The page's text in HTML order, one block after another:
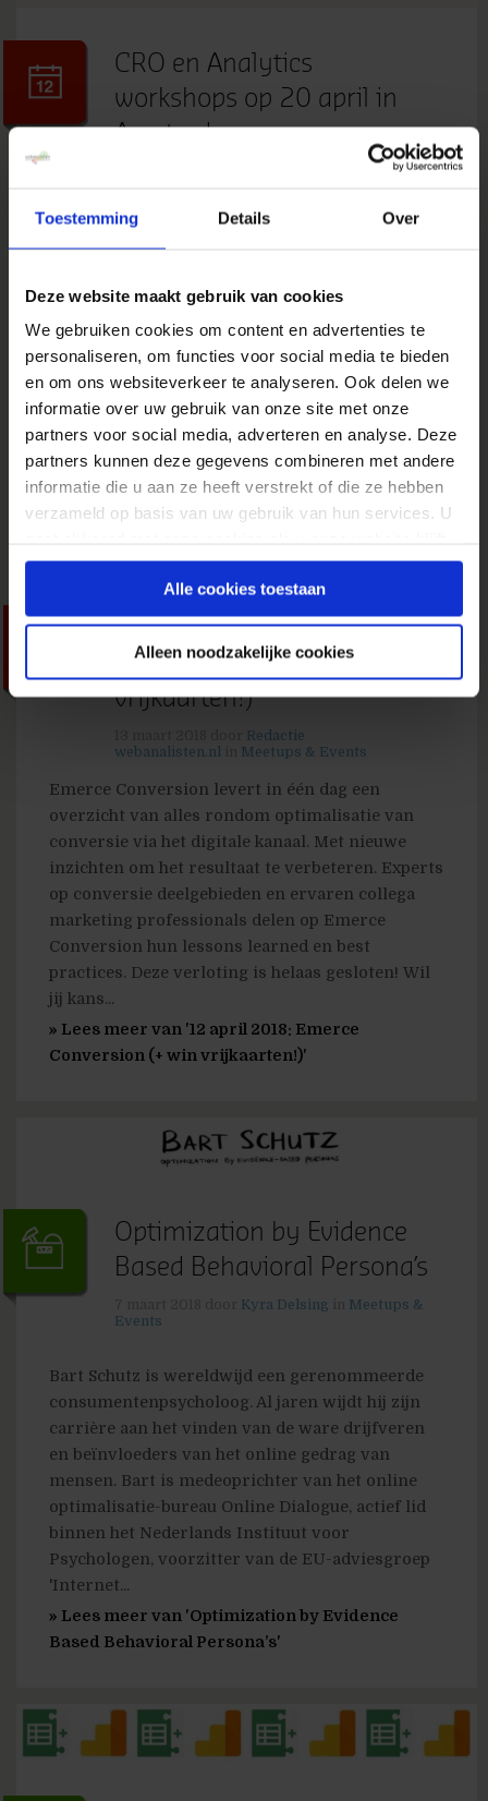
Toestemming Details Over
Deze website maakt gebruik van cookies
We gebruiken cookies om content en advertenties te
personaliseren, om functies voor social media te bieden
en om ons websiteverkeer te analyseren. Ook delen we
informatie over uw gebruik van onze site met onze
partners voor social media, adverteren en analyse. Deze
partners kunnen deze gegevens combineren met andere
informatie die u aan ze heeft verstrekt of die ze hebben
verzameld op basis van uw gebruik van hun services. U
gebruiken.
Alle cookies toestaan
Alleen noodzakelijke cookies
CRO en Analytics
workshops op 20 april in
Amsterdam
Op vrijdag 20 april organiseert MeasureCamp
Amsterdam een workshop-dag. Of je nu
dagelijks al mee bezig bent of iets geheel nieuws
wilt leren om nog beter te worden in je digitale
vakgebied. De beste experts uit het werkveld
delen hun kennis en jij...
» Lees meer van 'CRO en Analytics workshops op
20 april in Amsterdam'
12 april 2018: Emerce
Conversion (+ win
vrijkaarten!)
Redactie
webanalisten.nl
Meetups & Events
Emerce Conversion levert in één dag een
overzicht van alles rondom optimalisatie van
conversie via het digitale kanaal. Met nieuwe
inzichten om het resultaat te verbeteren. Experts
op conversie deelgebieden en ervaren collega
marketing professionals delen op Emerce
Conversion hun lessons learned en best
practices. Deze verloting is helaas gesloten! Wil
jij kans...
» Lees meer van '12 april 2018: Emerce
Conversion (+ win vrijkaarten!)'
Optimization by Evidence
Based Behavioral Persona’s
Kyra Delsing
Meetups &
Events
Bart Schutz is wereldwijd een gerenommeerde
consumentenpsycholoog. Al jaren wijdt hij zijn
carrière aan het vinden van de ware drijfveren
en beïnvloeders van het online gedrag van
mensen. Bart is medeoprichter van het online
optimalisatie-bureau Online Dialogue, actief lid
binnen het Nederlands Instituut voor
Psychologen, voorzitter van de EU-adviesgroep
'Internet...
» Lees meer van 'Optimization by Evidence
Based Behavioral Persona’s'